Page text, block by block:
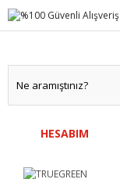
HESABIM